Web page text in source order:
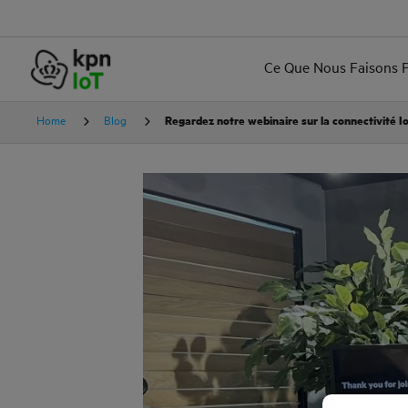
Ce Que Nous Faisons
Home Blog Regardez notre webinaire sur la connectivité